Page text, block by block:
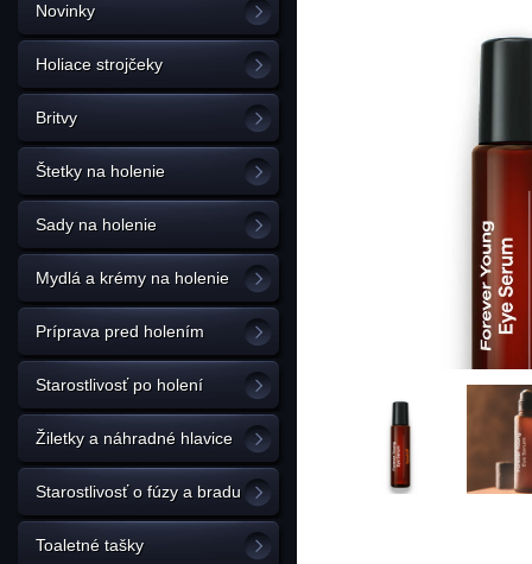
Novinky
Holiace strojčeky
Britvy
Štetky na holenie
Sady na holenie
Mydlá a krémy na holenie
Príprava pred holením
Starostlivosť po holení
Žiletky a náhradné hlavice
Starostlivosť o fúzy a bradu
Toaletné tašky